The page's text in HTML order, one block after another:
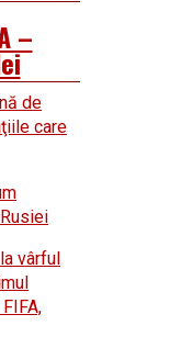
–
de
care
vârful